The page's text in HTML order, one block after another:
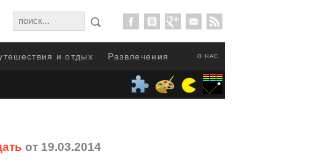
О НАС
и отдых Развлечения
от 19.03.2014